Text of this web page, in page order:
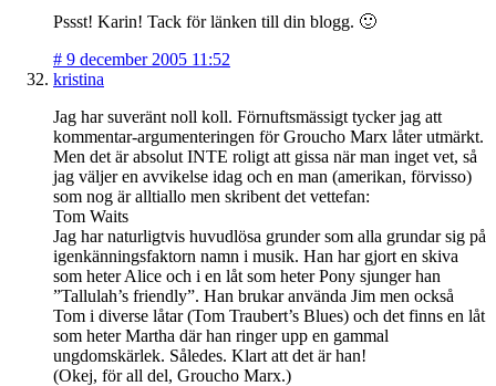
Pssst! Karin! Tack för länken till din blogg. 🙂
# 9 december 2005 11:52
kristina
Jag har suveränt noll koll. Förnuftsmässigt tycker jag att
kommentar-argumenteringen för Groucho Marx låter utmärkt.
Men det är absolut INTE roligt att gissa när man inget vet, så
jag väljer en avvikelse idag och en man (amerikan, förvisso)
som nog är alltiallo men skribent det vettefan:
Tom Waits
Jag har naturligtvis huvudlösa grunder som alla grundar sig på
igenkänningsfaktorn namn i musik. Han har gjort en skiva
som heter Alice och i en låt som heter Pony sjunger han
”Tallulah’s friendly”. Han brukar använda Jim men också
Tom i diverse låtar (Tom Traubert’s Blues) och det finns en låt
som heter Martha där han ringer upp en gammal
ungdomskärlek. Således. Klart att det är han!
(Okej, för all del, Groucho Marx.)